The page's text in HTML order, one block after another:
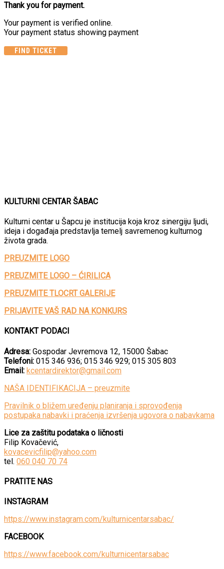
Thank you for payment.
Your payment is verified online.
Your payment status showing payment
FIND TICKET
KULTURNI CENTAR ŠABAC
Kulturni centar u Šapcu je institucija koja kroz sinergiju ljudi,
ideja i događaja predstavlja temelj savremenog kulturnog
života grada.
PREUZMITE LOGO
PREUZMITE LOGO – ĆIRILICA
PREUZMITE TLOCRT GALERIJE
PRIJAVITE VAŠ RAD NA KONKURS
KONTAKT PODACI
Adresa: Gospodar Jevremova 12, 15000 Šabac
Telefoni: 015 346 936; 015 346 929; 015 305 803
Email: kcentardirektor@gmail.com
NAŠA IDENTIFIKACIJA – preuzmite
Pravilnik o bližem uređenju planiranja i sprovođenja
postupaka nabavki i praćenja izvršenja ugovora o nabavkama
Lice za zaštitu podataka o ličnosti
Filip Kovačević,
kovacevicfilip@yahoo.com
tel. 060 040 70 74
PRATITE NAS
INSTAGRAM
https://www.instagram.com/kulturnicentarsabac/
FACEBOOK
https://www.facebook.com/kulturnicentarsabac